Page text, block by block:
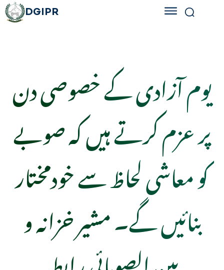
DGIPR
یوم آزادی کے خصوصی دن
پر عزم کرتے ہیں کہ صوبے
کو معاشی لحاظ سے خودمختار
بنائیں گے۔ مشیر خزانہ و